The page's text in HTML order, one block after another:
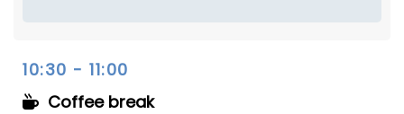
10:30 - 11:00
Coffee break